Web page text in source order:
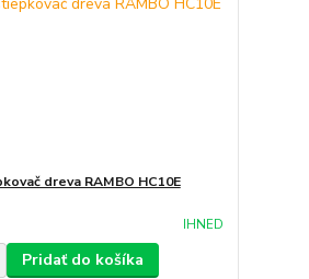
dreva RAMBO HC10E
IHNED
Pridať do košíka